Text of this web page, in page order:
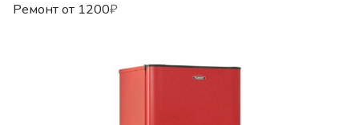
Ремонт от 1200₽